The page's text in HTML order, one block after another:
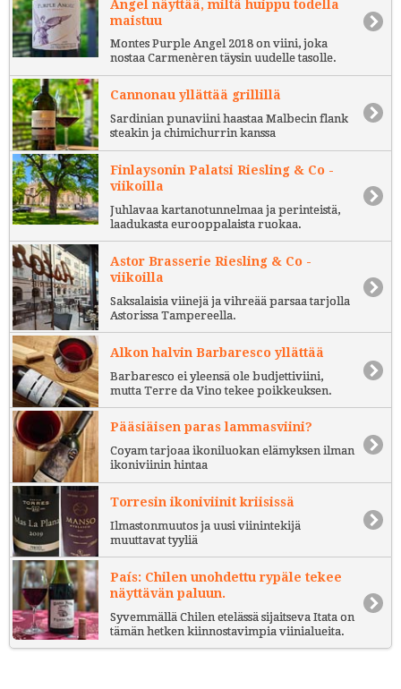
Angel näyttää, miltä huippu todella
maistuu
Montes Purple Angel 2018 on viini, joka
nostaa Carmenèren täysin uudelle tasolle.
Cannonau yllättää grillillä
Sardinian punaviini haastaa Malbecin flank
steakin ja chimichurrin kanssa
Finlaysonin Palatsi Riesling & Co -
viikoilla
Juhlavaa kartanotunnelmaa ja perinteistä,
laadukasta eurooppalaista ruokaa.
Astor Brasserie Riesling & Co -
viikoilla
Saksalaisia viinejä ja vihreää parsaa tarjolla
Astorissa Tampereella.
Alkon halvin Barbaresco yllättää
Barbaresco ei yleensä ole budjettiviini,
mutta Terre da Vino tekee poikkeuksen.
Pääsiäisen paras lammasviini?
Coyam tarjoaa ikoniluokan elämyksen ilman
ikoniviinin hintaa
Torresin ikoniviinit kriisissä
Ilmastonmuutos ja uusi viinintekijä
muuttavat tyyliä
País: Chilen unohdettu rypäle tekee
näyttävän paluun.
Syvemmällä Chilen etelässä sijaitseva Itata on
tämän hetken kiinnostavimpia viinialueita.